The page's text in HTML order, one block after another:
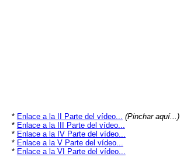
* Enlace a la II Parte del vídeo... (Pinchar aquí...)
* Enlace a la III Parte del vídeo...
* Enlace a la IV Parte del vídeo...
* Enlace a la V Parte del vídeo...
* Enlace a la VI Parte del vídeo...